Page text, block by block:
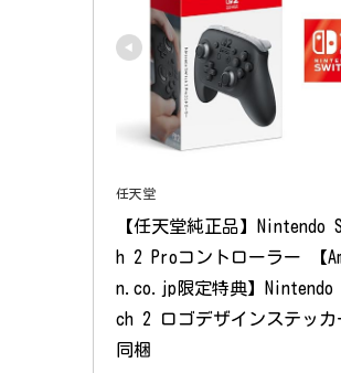
任天堂
【任天堂純正品】Nintendo
h 2 Proコントローラー 【
n.co.jp限定特典】Nintendo
ch 2 ロゴデザインステッカ
同梱